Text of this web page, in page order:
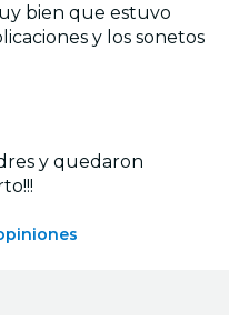
bien que estuvo
y los sonetos
y quedaron